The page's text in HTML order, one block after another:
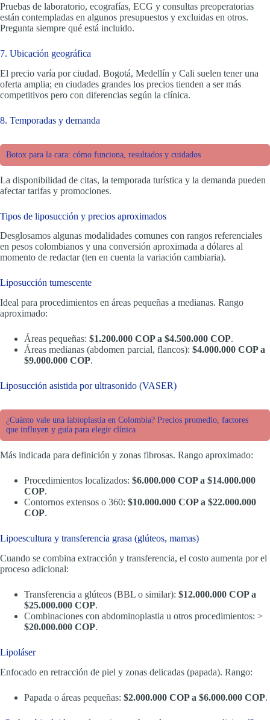
Pruebas de laboratorio, ecografías, ECG y consultas preoperatorias
están contempladas en algunos presupuestos y excluidas en otros.
Pregunta siempre qué está incluido.
7. Ubicación geográfica
El precio varía por ciudad. Bogotá, Medellín y Cali suelen tener una
oferta amplia; en ciudades grandes los precios tienden a ser más
competitivos pero con diferencias según la clínica.
8. Temporadas y demanda
Botox para la cara: cómo funciona, resultados y cuidados
La disponibilidad de citas, la temporada turística y la demanda pueden
afectar tarifas y promociones.
Tipos de liposucción y precios aproximados
Desglosamos algunas modalidades comunes con rangos referenciales
en pesos colombianos y una conversión aproximada a dólares al
momento de redactar (ten en cuenta la variación cambiaria).
Liposucción tumescente
Ideal para procedimientos en áreas pequeñas a medianas. Rango
aproximado:
Áreas pequeñas: $1.200.000 COP a $4.500.000 COP.
Áreas medianas (abdomen parcial, flancos): $4.000.000 COP a
$9.000.000 COP.
Liposucción asistida por ultrasonido (VASER)
¿Cuánto vale una labioplastia en Colombia? Precios promedio, factores
que influyen y guía para elegir clínica
Más indicada para definición y zonas fibrosas. Rango aproximado:
Procedimientos localizados: $6.000.000 COP a $14.000.000
COP.
Contornos extensos o 360: $10.000.000 COP a $22.000.000
COP.
Lipoescultura y transferencia grasa (glúteos, mamas)
Cuando se combina extracción y transferencia, el costo aumenta por el
proceso adicional:
Transferencia a glúteos (BBL o similar): $12.000.000 COP a
$25.000.000 COP.
Combinaciones con abdominoplastia u otros procedimientos: >
$20.000.000 COP.
Lipoláser
Enfocado en retracción de piel y zonas delicadas (papada). Rango:
Papada o áreas pequeñas: $2.000.000 COP a $6.000.000 COP.